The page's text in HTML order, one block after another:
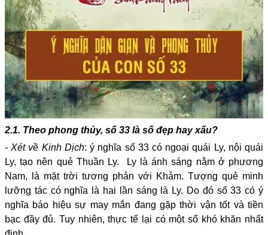
2.1. Theo phong thủy, số 33 là số đẹp hay xấu?
-Xét về Kinh Dịch: ý nghĩa số 33 có ngoại quái Ly, nội quái
Ly, tạo nên quẻ Thuần Ly. Ly là ánh sáng nằm ở phương
Nam, là mặt trời tương phản với Khảm. Tượng quẻ minh
lưỡng tác có nghĩa là hai lần sáng là Ly. Do đó số 33 có ý
nghĩa báo hiệu sự may mắn đang gặp thời vận tốt và tiền
bạc đầy đủ. Tuy nhiên, thực tế lại có một số khó khăn nhất